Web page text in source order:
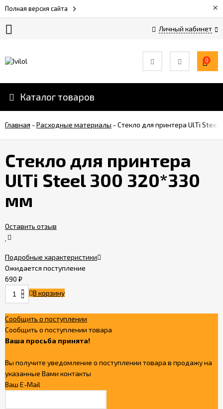
Полная версия сайта ×
Личный кабинет
и
скидки
Услуги
связь
Вакансии
конфиденциальности
0
Каталог товаров
Главная -Расходные материалы -Стекло для принтера UlTi
Стекло для принтера
UlTi Steel 300 320*330
мм
Оставить отзыв
Подробные характеристики
Ожидается поступление
690 ₽
В корзину
Сообщить о поступлении
Сообщить о поступлении товара
Ваша просьба принята!
Вы получите уведомление о поступлении товара в продажу на
указанные Вами контакты
Ваш E-Mail